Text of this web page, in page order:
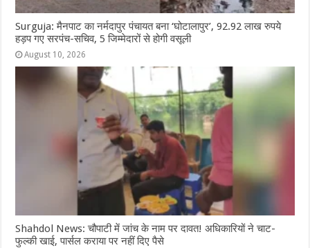
Surguja: मैनपाट का नर्मदापुर पंचायत बना ‘घोटालापुर’, 92.92 लाख रुपये
हड़प गए सरपंच-सचिव, 5 जिम्मेदारों से होगी वसूली
August 10, 2026
Shahdol News: चौपाटी में जांच के नाम पर दावत! अधिकारियों ने चाट-
फुल्की खाई, पार्सल कराया पर नहीं दिए पैसे